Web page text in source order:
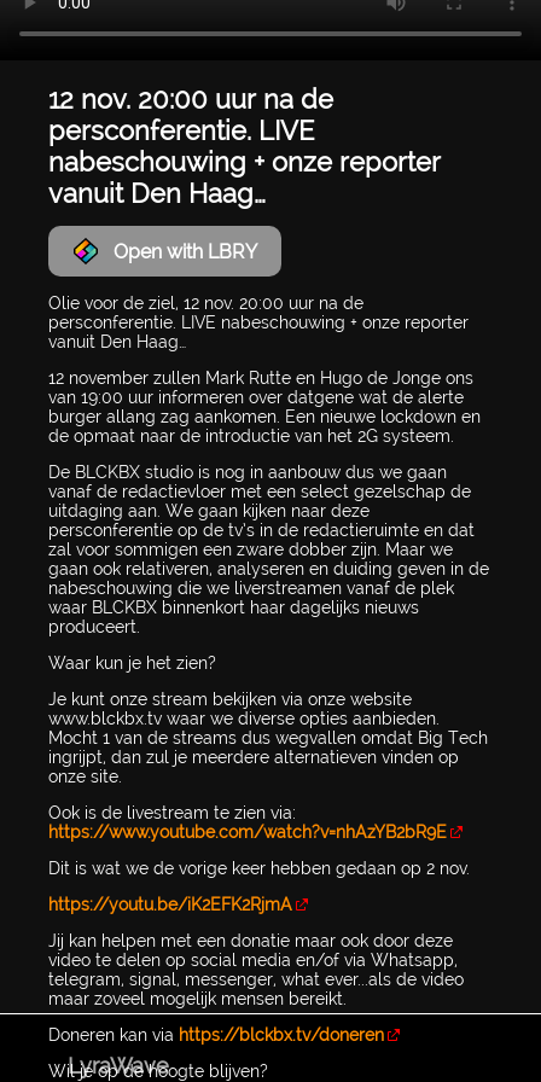
12 nov. 20:00 uur na de
persconferentie. LIVE
nabeschouwing + onze reporter
vanuit Den Haag…
Open with LBRY
Olie voor de ziel, 12 nov. 20:00 uur na de
persconferentie. LIVE nabeschouwing + onze reporter
vanuit Den Haag…
12 november zullen Mark Rutte en Hugo de Jonge ons
van 19:00 uur informeren over datgene wat de alerte
burger allang zag aankomen. Een nieuwe lockdown en
de opmaat naar de introductie van het 2G systeem.
De BLCKBX studio is nog in aanbouw dus we gaan
vanaf de redactievloer met een select gezelschap de
uitdaging aan. We gaan kijken naar deze
persconferentie op de tv’s in de redactieruimte en dat
zal voor sommigen een zware dobber zijn. Maar we
gaan ook relativeren, analyseren en duiding geven in de
nabeschouwing die we liverstreamen vanaf de plek
waar BLCKBX binnenkort haar dagelijks nieuws
produceert.
Waar kun je het zien?
Je kunt onze stream bekijken via onze website
www.blckbx.tv waar we diverse opties aanbieden.
Mocht 1 van de streams dus wegvallen omdat Big Tech
ingrijpt, dan zul je meerdere alternatieven vinden op
onze site.
Ook is de livestream te zien via:
https://www.youtube.com/watch?v=nhAzYB2bR9E
Dit is wat we de vorige keer hebben gedaan op 2 nov.
https://youtu.be/iK2EFK2RjmA
Jij kan helpen met een donatie maar ook door deze
video te delen op social media en/of via Whatsapp,
telegram, signal, messenger, what ever...als de video
maar zoveel mogelijk mensen bereikt.
Doneren kan via https://blckbx.tv/doneren
Wil je op de hoogte blijven?
LyraWave